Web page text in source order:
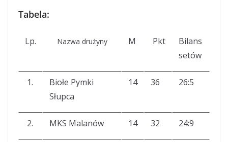
Tabela:
Lp. Nazwa drużyny M Pkt
Bilans
setów
1.
Biołe Pymki
Słupca
14 36 26:5
2. MKS Malanów 14 32 24:9